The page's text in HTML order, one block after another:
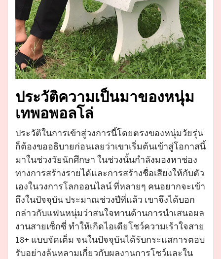
ประวัติความเป็นมาของหนุ่ม
เทพอพอลโล่
ประวัติในการเข้าสู่วงการนี้โดยตรงของหนุ่มวัยรุ่น
ก็ต้องขออธิบายก่อนเลยว่าเขาเริ่มต้นเข้าสู่โอกาสนี้
มาในช่วงวัยนักศึกษา ในช่วงนั้นกำลังมองหาช่อง
ทางการสร้างรายได้และการสร้างชื่อเสียงให้กับตัว
เองในวงการโลกออนไลน์ ที่หลายๆ คนอยากจะเข้า
ถึงในปัจจุบัน ประมาณช่วงปีที่แล้ว เขาจึงได้บอก
กล่าวกับแฟนหนุ่มว่าสนใจทานด้านการนำเสนอผล
งานสายเซ็กซี่ ทำให้เกิดไอเดียโชว์ความเร้าใจสาย
18+ แบบจัดเต็ม จนในปัจจุบันได้รับกระแสการตอบ
รับอย่างล้นหลามเกี่ยวกับผลงานการโชว์และใน